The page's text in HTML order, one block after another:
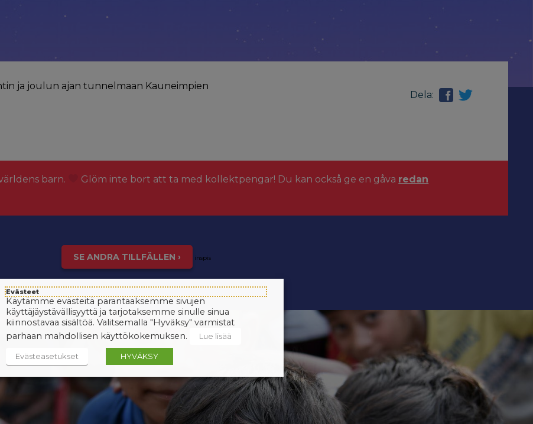
Dela:
ja joulun ajan tunnelmaan Kauneimpien
barn. Glöm inte bort att ta med kollektpengar! Du kan också ge en gåva redan
SE ANDRA TILLFÄLLEN › inspis
Evästeet
Käytämme evästeitä parantaaksemme sivujen
käyttäjäystävällisyyttä ja tarjotaksemme sinulle sinua
kiinnostavaa sisältöä. Valitsemalla "Hyväksy" varmistat
parhaan mahdollisen käyttökokemuksen.
Lue lisää
Evästeasetukset HYVÄKSY